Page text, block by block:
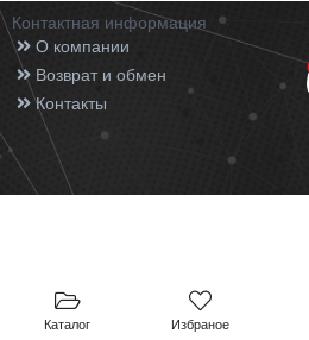
Каталог Избраное
Контактная информация
О компании
Возврат и обмен
Контакты